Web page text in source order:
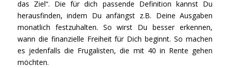
das Ziel“. Die für dich passende Definition kannst Du
herausfinden, indem Du anfängst z.B. Deine Ausgaben
monatlich festzuhalten. So wirst Du besser erkennen,
wann die finanzielle Freiheit für Dich beginnt. So machen
es jedenfalls die Frugalisten, die mit 40 in Rente gehen
möchten.